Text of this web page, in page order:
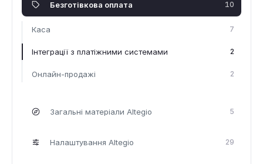
Загальні матеріали Altegio 5
Налаштування Altegio 29
Безготiвкова оплата 10
Каса 7
Інтеграції з платіжними системами 2
Онлайн-продажі 2